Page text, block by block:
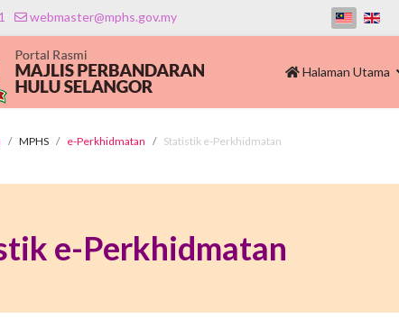
webmaster@mphs.gov.my
Halaman Utama
MPHS e-Perkhidmatan Statistik e-Perkhidmatan
e-Perkhidmatan